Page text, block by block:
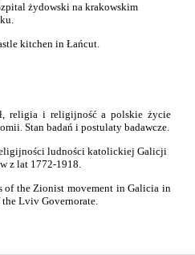
żydowski na krakowskim
kitchen in Łańcut.
religia i religijność a polskie życie
Stan badań i postulaty badawcze.
ludności katolickiej Galicji
z lat 1772-1918.
of the Zionist movement in Galicia in
the Lviv Governorate.